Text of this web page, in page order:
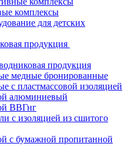
комплексы
для детских
продукция
продукция
медные бронированные
с пластмассовой изоляцией
алюминиевый
ВВГнг
с изоляцией из сшитого
с бумажной пропитанной